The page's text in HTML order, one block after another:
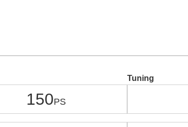
150
Tuning